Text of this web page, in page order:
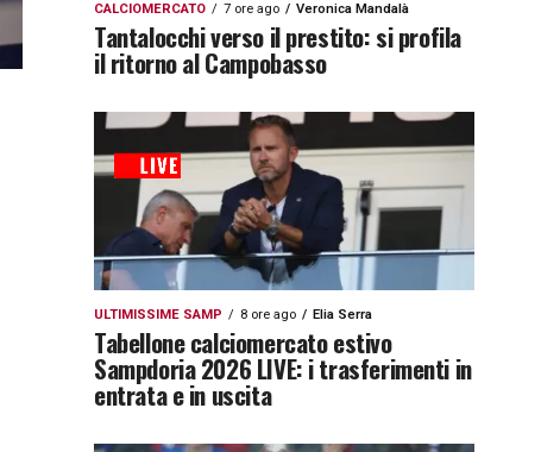
CALCIOMERCATO 7 ore ago Veronica Mandalà
Tantalocchi verso il prestito: si profila
il ritorno al Campobasso
ULTIMISSIME SAMP 8 ore ago Elia Serra
Tabellone calciomercato estivo
Sampdoria 2026 LIVE: i trasferimenti in
entrata e in uscita